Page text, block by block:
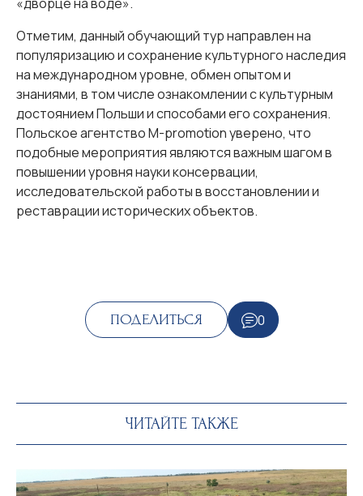
Отметим, данный обучающий тур направлен на
популяризацию и сохранение культурного наследия
на международном уровне, обмен опытом и
знаниями, в том числе ознакомлении с культурным
достоянием Польши и способами его сохранения.
Польское агентство M-promotion уверено, что
подобные мероприятия являются важным шагом в
повышении уровня науки консервации,
исследовательской работы в восстановлении и
реставрации исторических объектов.
ПОДЕЛИТЬСЯ 0
ЧИТАЙТЕ ТАКЖЕ